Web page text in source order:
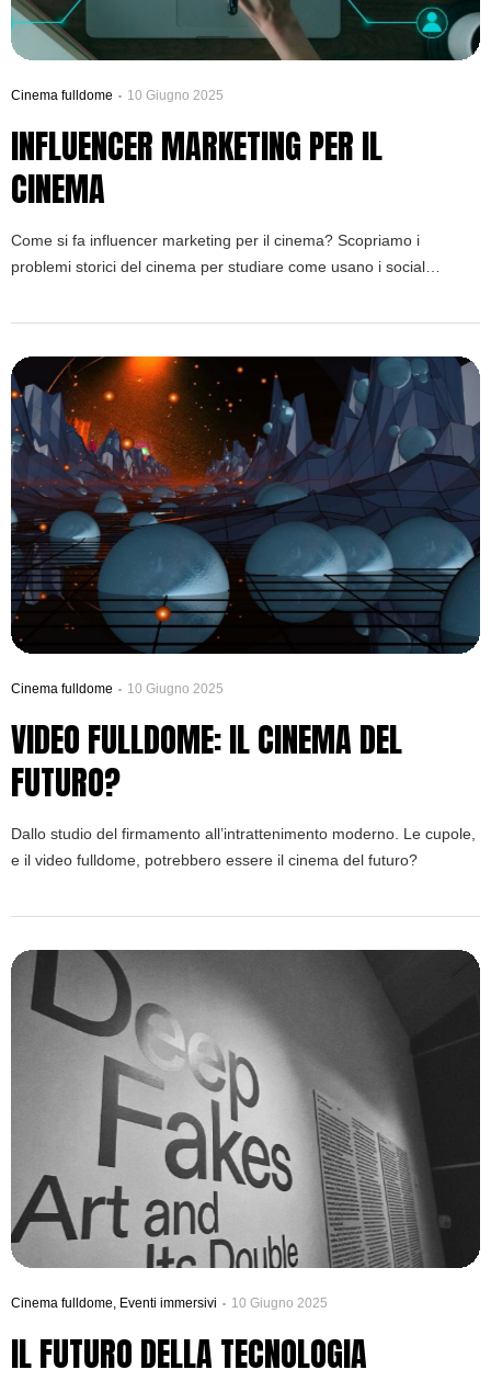
Cinema fulldome 10 Giugno 2025
INFLUENCER MARKETING PER IL
CINEMA
Come si fa influencer marketing per il cinema? Scopriamo i
problemi storici del cinema per studiare come usano i social
Cinema fulldome 10 Giugno 2025
VIDEO FULLDOME: IL CINEMA DEL
FUTURO?
Dallo studio del firmamento all’intrattenimento moderno. Le cupole,
e il video fulldome, potrebbero essere il cinema del futuro?
Cinema fulldome, Eventi immersivi 10 Giugno 2025
IL FUTURO DELLA TECNOLOGIA